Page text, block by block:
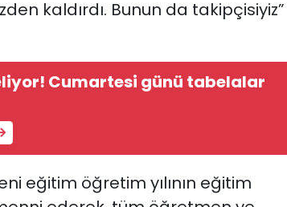
kaldırdı. Bunun da takipçisiyiz”
Cumartesi günü tabelalar
eğitim öğretim yılının eğitim